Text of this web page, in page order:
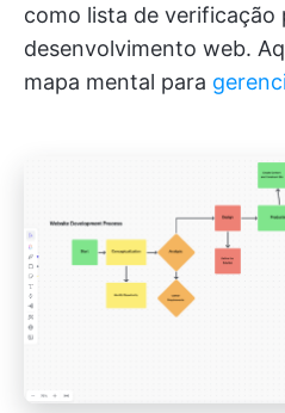
como lista de verificação
desenvolvimento web.
mapa mental para